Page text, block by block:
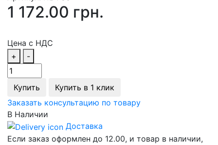
1 172.00 грн.
Цена с НДС
+
-
Купить
Купить в 1 клик
Заказать консультацию по товару
В Наличии
Доставка
Если заказ оформлен до 12.00, и товар в наличии,